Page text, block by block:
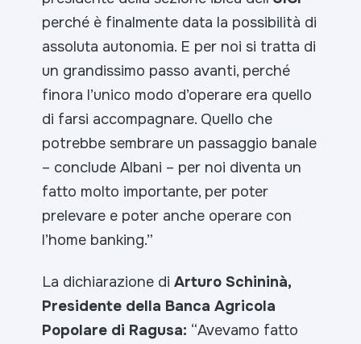
perché è finalmente data la possibilità di
assoluta autonomia. E per noi si tratta di
un grandissimo passo avanti, perché
finora l’unico modo d’operare era quello
di farsi accompagnare. Quello che
potrebbe sembrare un passaggio banale
– conclude Albani – per noi diventa un
fatto molto importante, per poter
prelevare e poter anche operare con
l’home banking.”
La dichiarazione diArturo Schininà,
Presidente della Banca Agricola
Popolare di Ragusa: “Avevamo fatto